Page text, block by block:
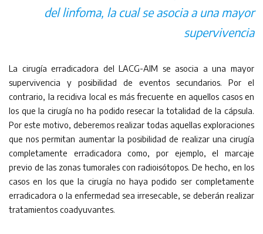
del linfoma, la cual se asocia a una mayor
supervivencia
La cirugía erradicadora del LACG-AIM se asocia a una mayor
supervivencia y posibilidad de eventos secundarios. Por el
contrario, la recidiva local es más frecuente en aquellos casos en
los que la cirugía no ha podido resecar la totalidad de la cápsula.
Por este motivo, deberemos realizar todas aquellas exploraciones
que nos permitan aumentar la posibilidad de realizar una cirugía
completamente erradicadora como, por ejemplo, el marcaje
previo de las zonas tumorales con radioisótopos. De hecho, en los
casos en los que la cirugía no haya podido ser completamente
erradicadora o la enfermedad sea irresecable, se deberán realizar
tratamientos coadyuvantes.